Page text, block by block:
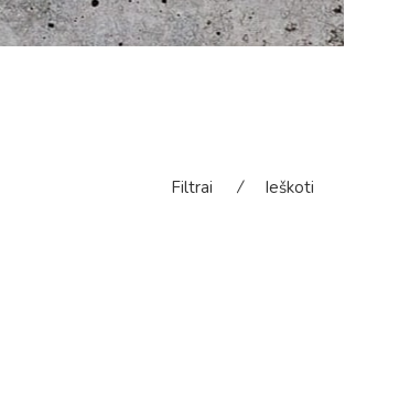
Filtrai ⁄ Ieškoti